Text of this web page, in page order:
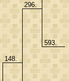
148.
296.
593.